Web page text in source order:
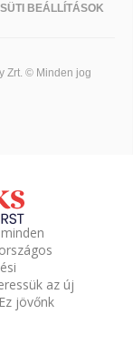
SÜTI BEÁLLÍTÁSOK
Zrt. © Minden jog
az új
jövőnk